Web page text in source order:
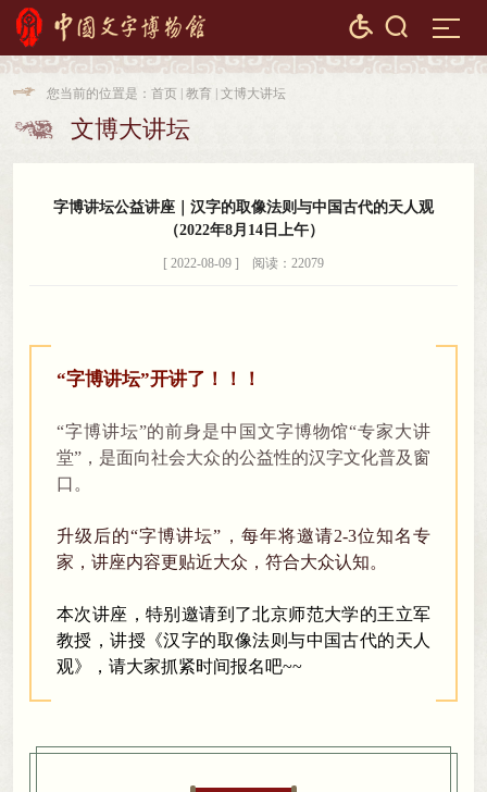
 
 文博大讲坛
 您当前的位置是： 首页 教育 文博大讲坛
字博讲坛公益讲座｜汉字的取像法则与中国古代的天人观
（2022年8月14日上午）
[ 2022-08-09 ] 阅读：22079
“字博讲坛”开讲了！！！
“字博讲坛”的前身是中国文字博物馆“专家大讲
堂” ， 是面向社会大众的公益性的汉字文化普及窗
口。
升级后的“字博讲坛” ， 每年将邀请2-3位知名专
家，讲座内容更贴近大众 ， 符合大众认知。
本次讲座 ，特别邀请到了北京师范大学的王立军
教授，讲授《汉字的取像法则与中国古代的天人
观》
， 请大家抓紧时间报名吧~~